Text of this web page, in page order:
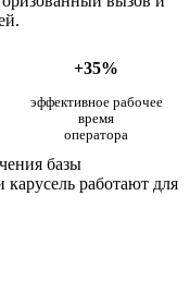
+35%
эффективное рабочее
время
оператора
базы
работают для